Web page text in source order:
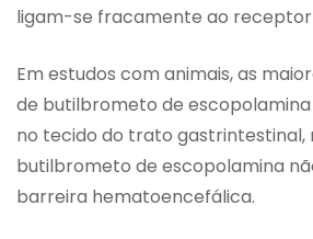
ligam-se fracamente ao
Em estudos com animais, as
de butilbrometo de
no tecido do trato gastrintestinal,
butilbrometo de escopolamina
barreira hematoencefálica.